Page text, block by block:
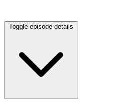
Toggle episode details